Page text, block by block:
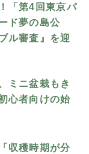
「第4回東京パ
ド夢の島公
ル審査』を迎
ミニ盆栽もき
心者向けの始
収穫時期が分